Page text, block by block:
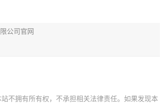
公司官网
不拥有所有权，不承担相关法律责任。如果发现本